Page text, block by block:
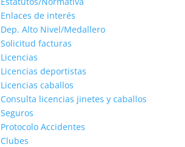
Enlaces de interés
Dep. Alto Nivel/Medallero
Solicitud facturas
Licencias
Licencias deportistas
Licencias caballos
Consulta licencias jinetes y caballos
Seguros
Protocolo Accidentes
Clubes